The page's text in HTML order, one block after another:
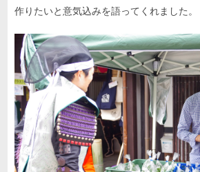
作りたいと意気込みを語ってくれました。